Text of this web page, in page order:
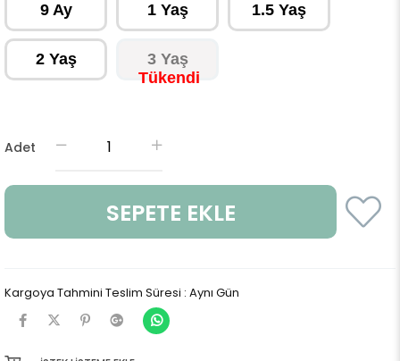
9 Ay 1 Yaş 1.5 Yaş
2 Yaş 3 Yaş
Adet
Kargoya Tahmini Teslim Süresi : Aynı Gün